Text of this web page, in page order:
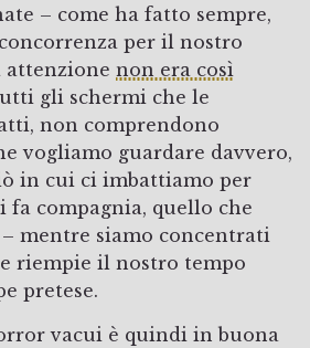
– come ha fatto sempre,
per il nostro
attenzione non era così
gli schermi che le
non comprendono
vogliamo guardare davvero,
in cui ci imbattiamo per
fa compagnia, quello che
mentre siamo concentrati
riempie il nostro tempo
pretese.
vacui è quindi in buona